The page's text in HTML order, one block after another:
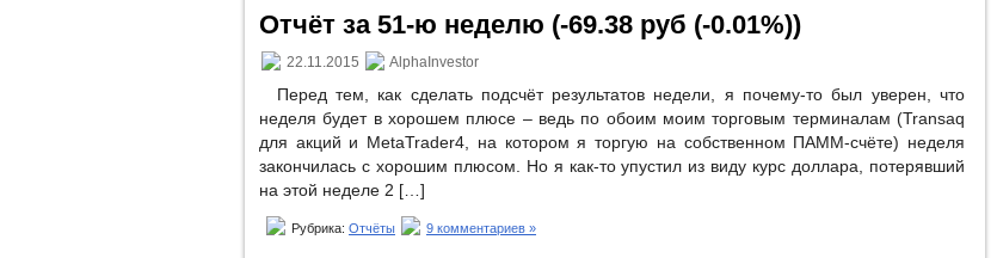
Отчёт за 51-ю неделю (-69.38 руб (-0.01%))
22.11.2015 AlphaInvestor
Перед тем, как сделать подсчёт результатов недели, я почему-то был уверен, что
неделя будет в хорошем плюсе – ведь по обоим моим торговым терминалам (Transaq
для акций и MetaTrader4, на котором я торгую на собственном ПАММ-счёте) неделя
закончилась с хорошим плюсом. Но я как-то упустил из виду курс доллара, потерявший
на этой неделе 2 […]
Рубрика: Отчёты 9 комментариев »